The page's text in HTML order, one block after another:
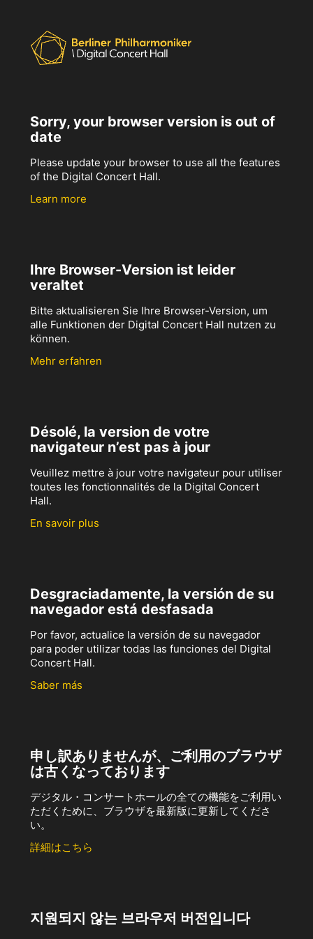
Sorry, your browser version is out of
date
Please update your browser to use all the features
of the Digital Concert Hall.
Learn more
Ihre Browser-Version ist leider
veraltet
Bitte aktualisieren Sie Ihre Browser-Version, um
alle Funktionen der Digital Concert Hall nutzen zu
können.
Mehr erfahren
Désolé, la version de votre
navigateur n’est pas à jour
Veuillez mettre à jour votre navigateur pour utiliser
toutes les fonctionnalités de la Digital Concert
Hall.
En savoir plus
Desgraciadamente, la versión de su
navegador está desfasada
Por favor, actualice la versión de su navegador
para poder utilizar todas las funciones del Digital
Concert Hall.
Saber más
申し訳ありませんが、ご利用のブラウザ
は古くなっております
デジタル・コンサートホールの全ての機能をご利用い
ただくために、ブラウザを最新版に更新してくださ
い。
詳細はこちら
지원되지 않는 브라우저 버전입니다